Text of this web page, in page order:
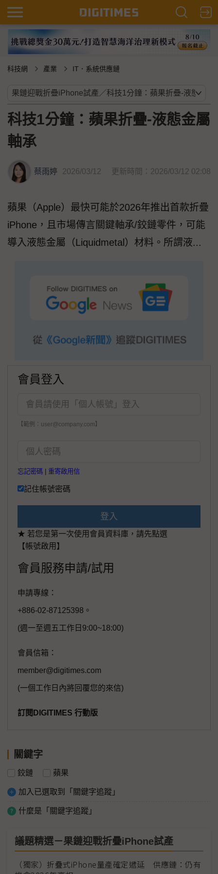
科技網 產業 IT．系統供應鏈
科技1分鐘：蘋果折疊-液態金屬
軸承
蔡雨婷 2026/03/12 更新時間：2026/03/12 02:08
蘋果（Apple）最快可能於2026年推出首款折疊
iPhone，且市場傳言關鍵軸承/鉸鏈零件，可能
導入液態金屬（Liquidmetal）材料。所謂液...
會員登入
【範例：user@company.com】
忘記密碼 重寄啟用信
記住帳號密碼
登入
★ 若您是第一次使用會員資料庫，請先點選
【帳號啟用】
會員服務申請/試用
申請專線：
+886-02-87125398。
(週一至週五工作日9:00~18:00)
會員信箱：
member@digitimes.com
(一個工作日內將回覆您的來信)
訂閱DIGITIMES 行動版
關鍵字
鉸鏈 蘋果
加入已選取到「關鍵字追蹤」
什麼是「關鍵字追蹤」
議題精選－果鏈迎戰折疊iPhone試產
（獨家）折疊式iPhone量產確定遞延 供應鏈：仍有